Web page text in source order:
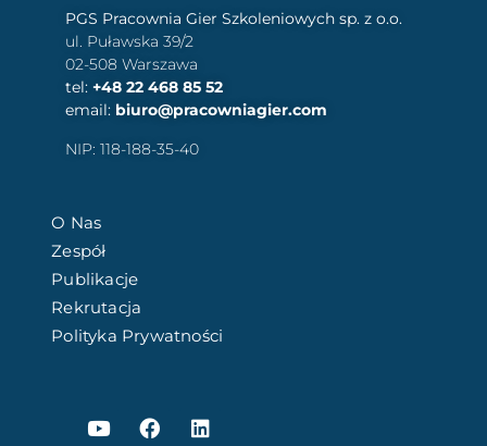
PGS Pracownia Gier Szkoleniowych sp. z o.o.
ul. Puławska 39/2
02-508 Warszawa
tel: +48 22 468 85 52
email: biuro@pracowniagier.com
NIP: 118-188-35-40
O Nas
Zespół
Publikacje
Rekrutacja
Polityka Prywatności